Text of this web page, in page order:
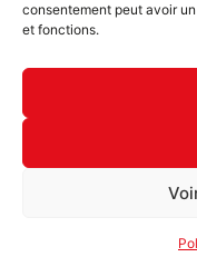
consentement peut avoir
et fonctions.
©